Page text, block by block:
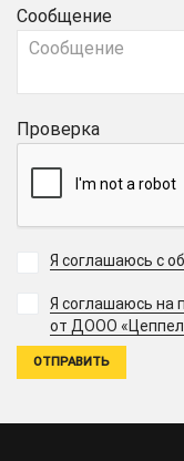
Сообщение
Проверка
Я соглашаюсь с
Я соглашаюсь на
от ДООО